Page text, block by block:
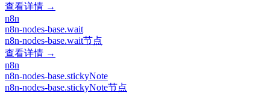
查看详情 →
n8n
n8n-nodes-base.wait
n8n-nodes-base.wait节点
查看详情 →
n8n
n8n-nodes-base.stickyNote
n8n-nodes-base.stickyNote节点